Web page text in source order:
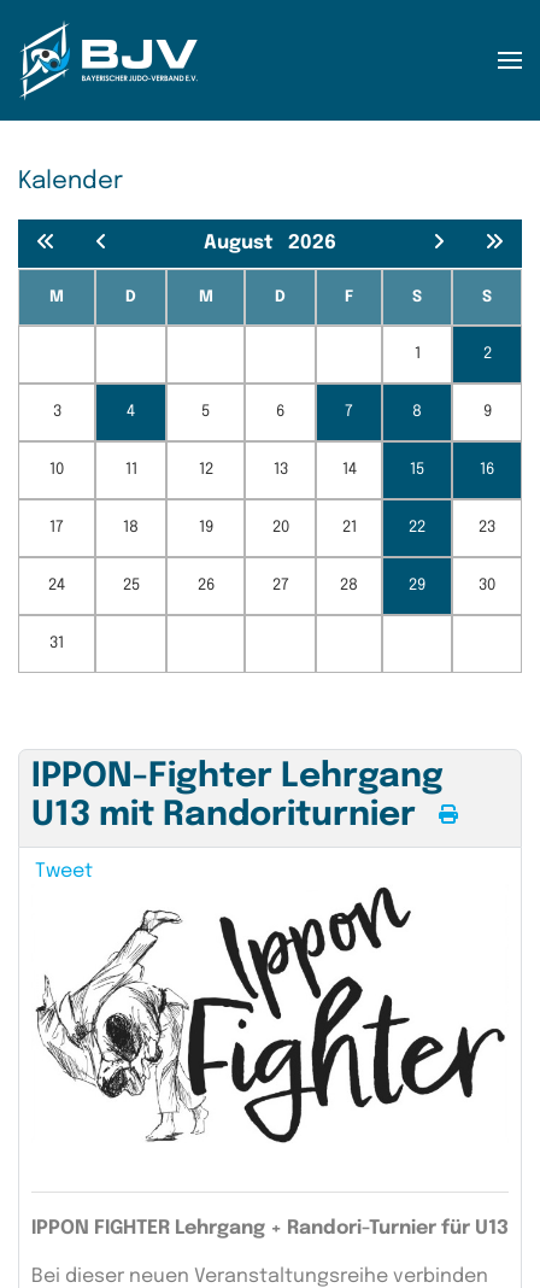
Zum Hauptinhalt springen
Kalender
August 2026
M D M D F S S
1 2
3 4 5 6 7 8 9
10 11 12 13 14 15 16
17 18 19 20 21 22 23
24 25 26 27 28 29 30
31
IPPON-Fighter Lehrgang
U13 mit Randoriturnier
Tweet
IPPON FIGHTER Lehrgang + Randori-Turnier für U13
Bei dieser neuen Veranstaltungsreihe verbinden